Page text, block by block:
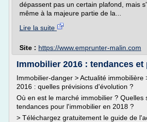
dépassent pas un certain plafond, mais
même à la majeure partie de la...
Lire la suite
Site : https://www.emprunter-malin.com
Immobilier 2016 : tendances
Immobilier-danger > Actualité immobilière
2016 : quelles prévisions d'évolution ?
Où en est le marché immobilier ? Quelles
tendances pour l'immobilier en 2018 ?
> Téléchargez gratuitement le guide de